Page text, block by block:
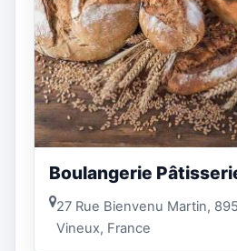
Boulangerie
27 Rue Bienvenu Martin,
Vineux, France